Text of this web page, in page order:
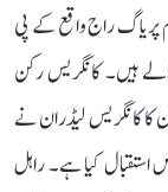
پریاگ راج واقع کے پی
ہیں۔ کانگریس رکن
کا کانگریس لیڈران نے
استقبال کیا ہے۔ راہل